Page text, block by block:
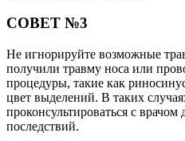
СОВЕТ №3
Не игнорируйте возможные
получили травму носа или
процедуры, такие как
цвет выделений. В таких
проконсультироваться с
последствий.